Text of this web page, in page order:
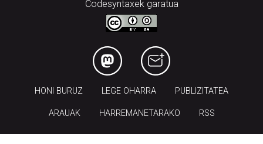
Codesyntaxek garatua
HONI BURUZ LEGE OHARRA PUBLIZITATEA
ARAUAK HARREMANETARAKO RSS